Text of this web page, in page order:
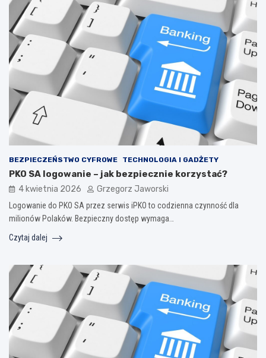
BEZPIECZEŃSTWO CYFROWE TECHNOLOGIA I GADŻETY
PKO SA logowanie – jak bezpiecznie korzystać?
4 kwietnia 2026 Grzegorz Jaworski
Logowanie do PKO SA przez serwis iPKO to codzienna czynność dla
milionów Polaków. Bezpieczny dostęp wymaga…
Czytaj dalej